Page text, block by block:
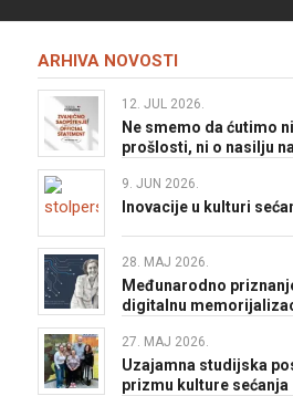
ARHIVA NOVOSTI
12. JUL 2026.
Ne smemo da ćutimo
prošlosti, ni o nasilju
9. JUN 2026.
Inovacije u kulturi
28. MAJ 2026.
Međunarodno
digitalnu
27. MAJ 2026.
Uzajamna studijska
prizmu kulture sećanja